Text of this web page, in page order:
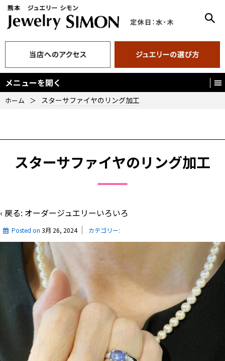
メニューを開く
ホーム ＞ スターサファイヤのリング加工
スターサファイヤのリング加工
‹ 戻る: オーダージュエリーいろいろ
Posted on 3月 26, 2024 カテゴリー: